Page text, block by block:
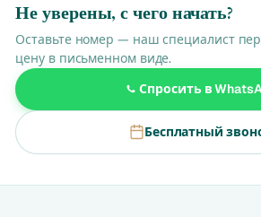
Не уверены, с чего начать?
Оставьте номер — наш специалист
цену в письменном виде.
Спросить в
Бесплатный